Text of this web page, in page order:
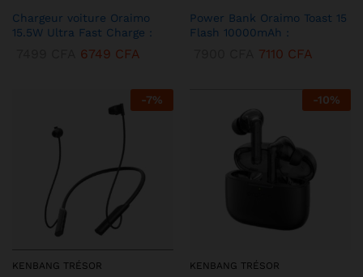
Chargeur voiture Oraimo
15.5W Ultra Fast Charge :
6749 CFA
Power Bank Oraimo Toast 15
Flash 10000mAh :
7110 CFA
-7%
KENBANG TRÉSOR
-10%
KENBANG TRÉSOR